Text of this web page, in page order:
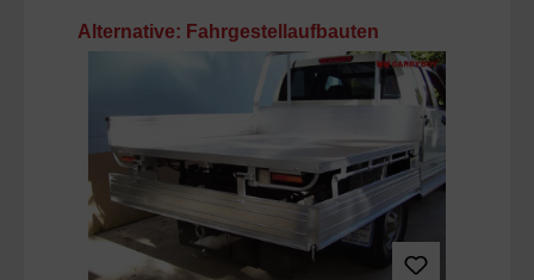
Produktgalerie überspringen
Alternative: Fahrgestellaufbauten